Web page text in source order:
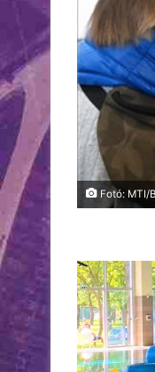
Fotó: MTI/